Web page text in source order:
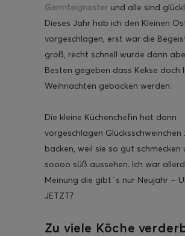
Eis am Stil
Germteignester und alle sind
Dieses Jahr hab ich den Kleinen
vorgeschlagen, erst war die
groß, recht schnell wurde dann
Besten gegeben dass Kekse doch
Weihnachten gebacken werden.
Die kleine Küchenchefin hat dann
vorgeschlagen Glücksschweinchen
backen, weil sie so gut schmecken
soooo süß aussehen. Ich war
Meinung die gibt´s nur Neujahr –
JETZT?
Zu viele Köche